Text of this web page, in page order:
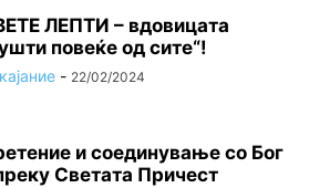
ЛЕПТИ – вдовицата
повеќе од сите“!
- 22/02/2024
и соединување со Бог
Светата Причест